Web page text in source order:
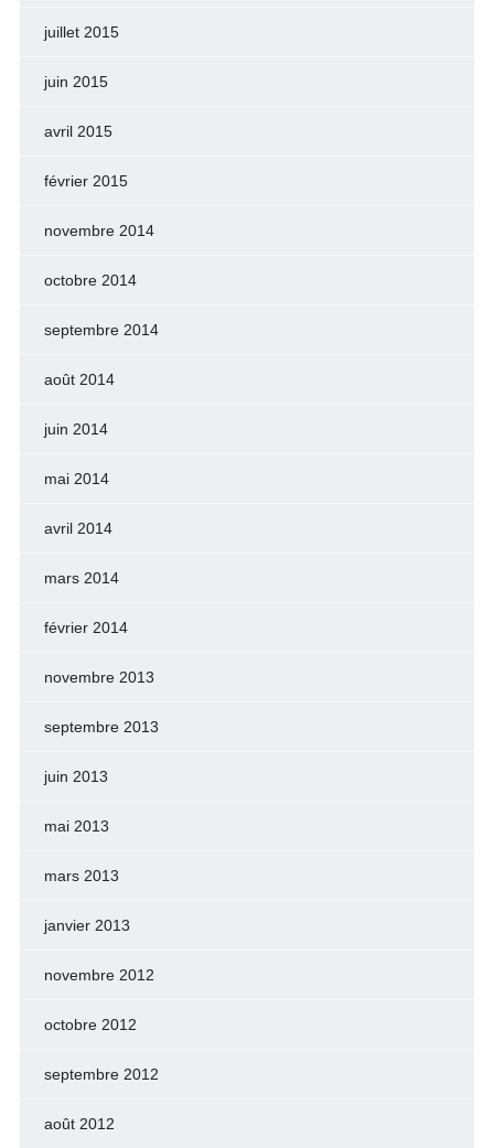
juillet 2015
juin 2015
avril 2015
février 2015
novembre 2014
octobre 2014
septembre 2014
août 2014
juin 2014
mai 2014
avril 2014
mars 2014
février 2014
novembre 2013
septembre 2013
juin 2013
mai 2013
mars 2013
janvier 2013
novembre 2012
octobre 2012
septembre 2012
août 2012